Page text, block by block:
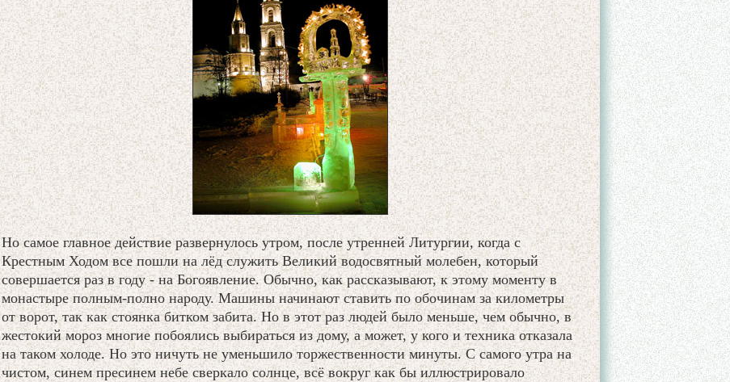
Но самое главное действие развернулось утром, после утренней Литургии, когда с
Крестным Ходом все пошли на лёд служить Великий водосвятный молебен, который
совершается раз в году - на Богоявление. Обычно, как рассказывают, к этому моменту в
монастыре полным-полно народу. Машины начинают ставить по обочинам за километры
от ворот, так как стоянка битком забита. Но в этот раз людей было меньше, чем обычно, в
жестокий мороз многие побоялись выбираться из дому, а может, у кого и техника отказала
на таком холоде. Но это ничуть не уменьшило торжественности минуты. С самого утра на
чистом, синем пресинем небе сверкало солнце, всё вокруг как бы иллюстрировало